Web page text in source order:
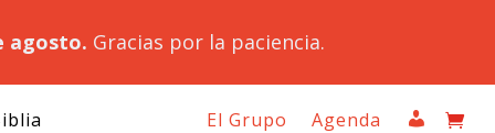
agosto. Gracias por la paciencia.
El Grupo Agenda